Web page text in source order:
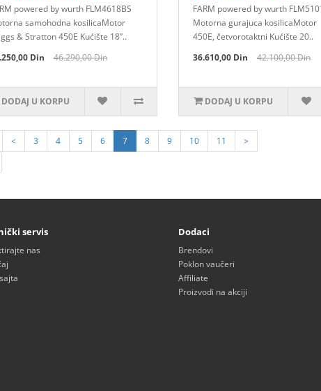
powered by wurth FLM4618BS
samohodna kosilicaMotor
& Stratton 450E Kućište 18”..
Din
46.290,00 Din
DODAJ U KORPU
FARM powered by wurth
Motorna gurajuca kosilicaMotor
450E, četvorotaktni Kućište 20..
36.610,00 Din
42.100,00 Din
DODAJ U KORPU
< 3 4 5 6 7 8 9 10 11
>
servis
nas
Dodaci
Brendovi
Poklon vaučeri
Affiliate
Proizvodi na akciji